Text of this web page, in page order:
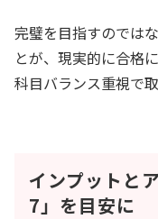
完璧を目指すのでは
とが、現実的に合格
科目バランス重視で
インプットと
7」を目安に